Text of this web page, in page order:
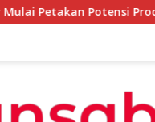
Produk Unggulan